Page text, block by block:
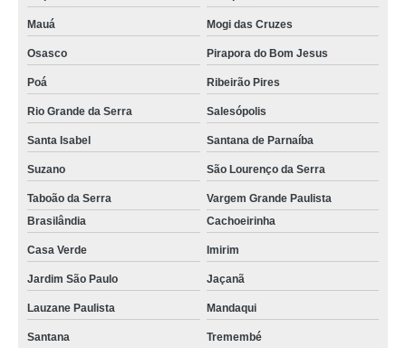
Mauá Mogi das Cruzes
Osasco Pirapora do Bom Jesus
Poá Ribeirão Pires
Rio Grande da Serra Salesópolis
Santa Isabel Santana de Parnaíba
Suzano São Lourenço da Serra
Taboão da Serra
Vargem Grande Paulista
Brasilândia
Cachoeirinha
Casa Verde Imirim
Jardim São Paulo Jaçanã
Lauzane Paulista Mandaqui
Santana Tremembé